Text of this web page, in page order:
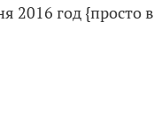
2016 год {просто в